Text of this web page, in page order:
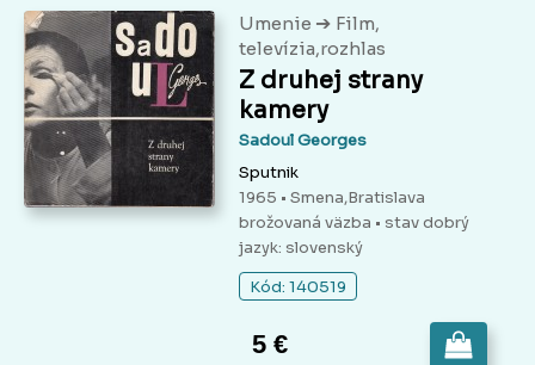
Umenie ➔ Film,
televízia,rozhlas
Z druhej strany
kamery
Sadoul Georges
Sputnik
1965 • Smena,Bratislava
brožovaná väzba • stav dobrý
jazyk: slovenský
Kód: 140519
5 €